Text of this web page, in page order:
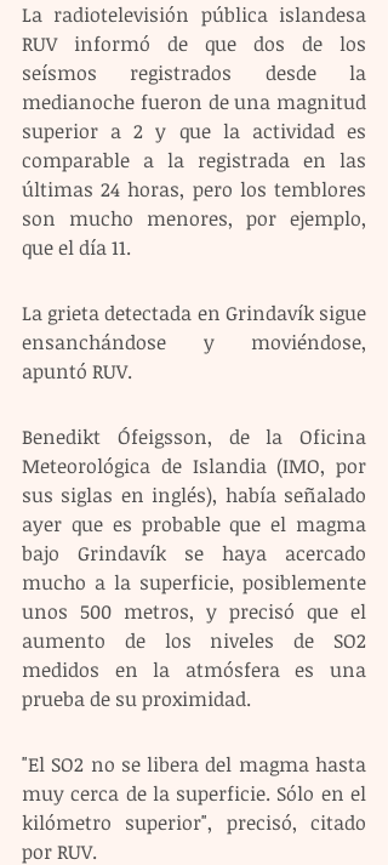
La radiotelevisión pública islandesa
RUV informó de que dos de los
seísmos registrados desde la
medianoche fueron de una magnitud
superior a 2 y que la actividad es
comparable a la registrada en las
últimas 24 horas, pero los temblores
son mucho menores, por ejemplo,
que el día 11.
La grieta detectada en Grindavík sigue
ensanchándose y moviéndose,
apuntó RUV.
Benedikt Ófeigsson, de la Oficina
Meteorológica de Islandia (IMO, por
sus siglas en inglés), había señalado
ayer que es probable que el magma
bajo Grindavík se haya acercado
mucho a la superficie, posiblemente
unos 500 metros, y precisó que el
aumento de los niveles de SO2
medidos en la atmósfera es una
prueba de su proximidad.
"El SO2 no se libera del magma hasta
muy cerca de la superficie. Sólo en el
kilómetro superior", precisó, citado
por RUV.